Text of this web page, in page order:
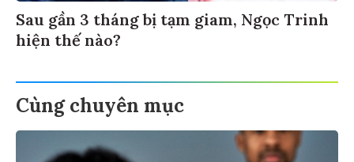
Sau gần 3 tháng bị tạm giam, Ngọc Trinh
hiện thế nào?
Cùng chuyên mục